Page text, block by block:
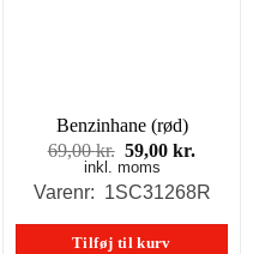
Benzinhane (rød)
69,00kr. Den
oprindelige
pris
69,00 kr..
59,00kr.
pris
59,00
inkl. moms
Varenr: 1SC31268R
Tilføj til kurv